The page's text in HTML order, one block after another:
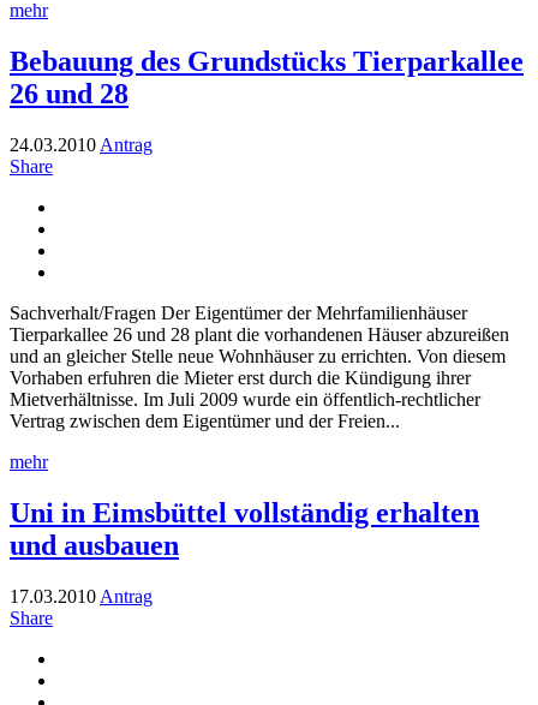
mehr
Bebauung des Grundstücks Tierparkallee
26 und 28
24.03.2010 Antrag
Share
Sachverhalt/Fragen Der Eigentümer der Mehrfamilienhäuser
Tierparkallee 26 und 28 plant die vorhandenen Häuser abzureißen
und an gleicher Stelle neue Wohnhäuser zu errichten. Von diesem
Vorhaben erfuhren die Mieter erst durch die Kündigung ihrer
Mietverhältnisse. Im Juli 2009 wurde ein öffentlich-rechtlicher
Vertrag zwischen dem Eigentümer und der Freien...
mehr
Uni in Eimsbüttel vollständig erhalten
und ausbauen
17.03.2010 Antrag
Share